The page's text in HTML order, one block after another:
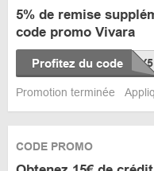
5% de remise
code promo Vivara
Profitez du code
Promotion terminée
CODE PROMO